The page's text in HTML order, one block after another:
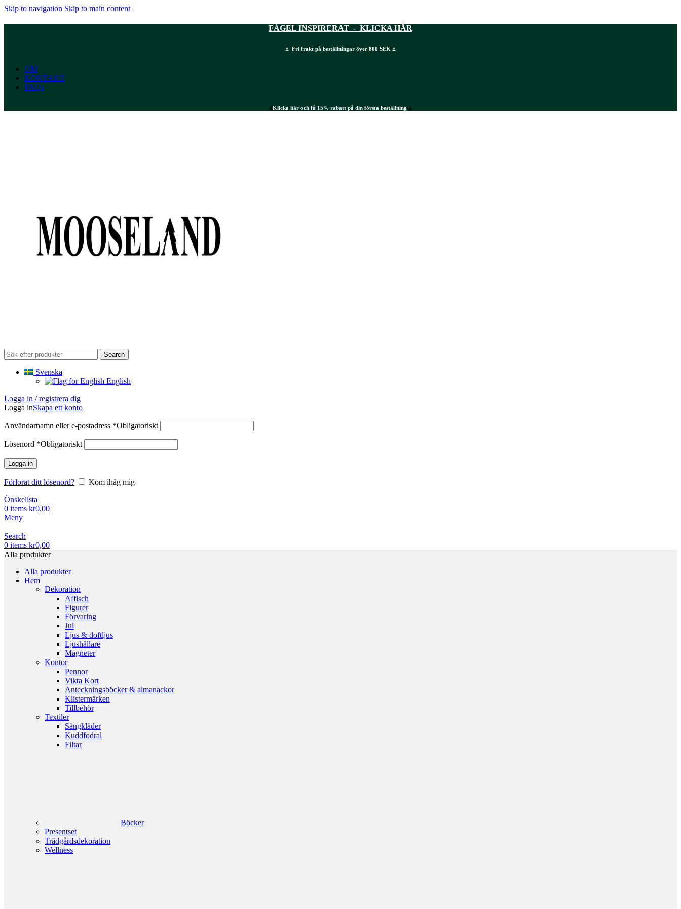
Skip to navigation Skip to main content
FÅGEL INSPIRERAT - KLICKA HÄR
⍋ Fri frakt på beställningar över 800 SEK ⍋
OM
KONTAKT
FAQs
⍋Klicka här och få 15% rabatt på din första beställning ⍋
Search
Svenska
English
Logga in / registrera dig
Logga inSkapa ett konto
Användarnamn eller e-postadress *Obligatoriskt
Lösenord *Obligatoriskt
Logga in
Förlorat ditt lösenord?
Kom ihåg mig
Önskelista
0 items kr0,00
Meny
Search
0 items kr0,00
Alla produkter
Alla produkter
Hem
Dekoration
Affisch
Figurer
Förvaring
Jul
Ljus & doftljus
Ljushållare
Magneter
Kontor
Pennor
Vikta Kort
Anteckningsböcker & almanackor
Klistermärken
Tillbehör
Textiler
Sängkläder
Kuddfodral
Filtar
Böcker
Presentset
Trädgårdsdekoration
Wellness